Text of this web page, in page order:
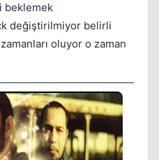
beklemek
değiştirilmiyor belirli
oluyor o zaman